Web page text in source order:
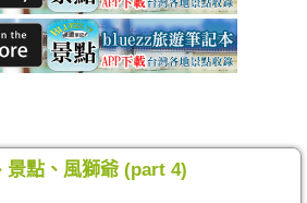
景點、風獅爺 (part 4)